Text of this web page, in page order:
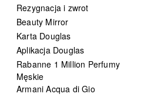
Rezygnacja i zwrot
Beauty Mirror
Karta Douglas
Aplikacja Douglas
Rabanne 1 Million Perfumy
Męskie
Armani Acqua di Gio